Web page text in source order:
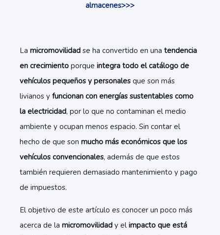
almacenes>>>
La micromovilidad se ha convertido en una tendencia
en crecimiento porque integra todo el catálogo de
vehículos pequeños y personales que son más
livianos y funcionan con energías sustentables como
la electricidad, por lo que no contaminan el medio
ambiente y ocupan menos espacio. Sin contar el
hecho de que son mucho más económicos que los
vehículos convencionales, además de que estos
también requieren demasiado mantenimiento y pago
de impuestos.
El objetivo de este artículo es conocer un poco más
acerca de la micromovilidad y el impacto que está